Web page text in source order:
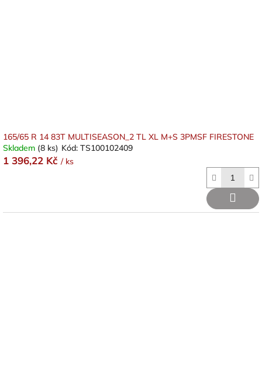
165/65 R 14 83T MULTISEASON_2 TL XL M+S 3PMSF FIRESTONE
Skladem (8 ks) Kód: TS100102409
1 396,22 Kč / ks